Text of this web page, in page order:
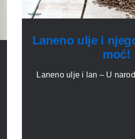
Laneno ulje i
moć!
Laneno ulje i lan – U